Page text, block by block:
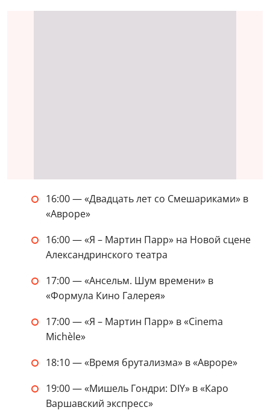
16:00 — «Двадцать лет со Смешариками» в
«Авроре»
16:00 — «Я – Мартин Парр» на Новой сцене
Александринского театра
17:00 — «Ансельм. Шум времени» в
«Формула Кино Галерея»
17:00 — «Я – Мартин Парр» в «Cinema
Michèle»
18:10 — «Время брутализма» в «Авроре»
19:00 — «Мишель Гондри: DIY» в «Каро
Варшавский экспресс»